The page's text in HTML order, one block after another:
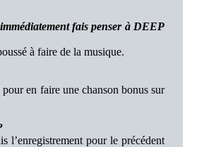
fais penser à DEEP
à faire de la musique.
en faire une chanson bonus sur
l’enregistrement pour le précédent